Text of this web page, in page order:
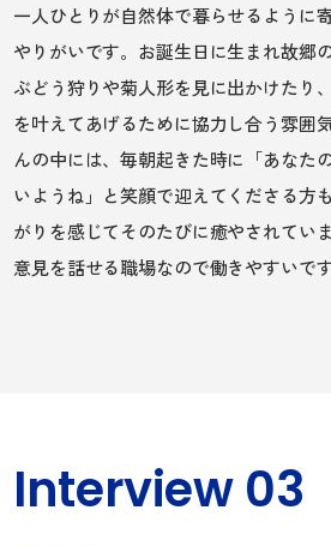
一人ひとりが自然体で暮らせるように
やりがいです。お誕生日に生まれ故郷
ぶどう狩りや菊人形を見に出かけたり
を叶えてあげるために協力し合う雰囲
んの中には、毎朝起きた時に「あなた
いようね」と笑顔で迎えてくださる方
がりを感じてそのたびに癒やされてい
意見を話せる職場なので働きやすいです
Interview 03